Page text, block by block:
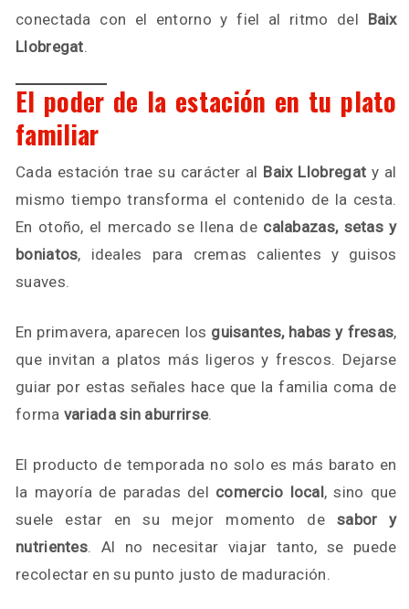
conectada con el entorno y fiel al ritmo del Baix
Llobregat.
El poder de la estación en tu plato
familiar
Cada estación trae su carácter al Baix Llobregat y al
mismo tiempo transforma el contenido de la cesta.
En otoño, el mercado se llena de calabazas, setas y
boniatos, ideales para cremas calientes y guisos
suaves.
En primavera, aparecen los guisantes, habas y fresas,
que invitan a platos más ligeros y frescos. Dejarse
guiar por estas señales hace que la familia coma de
forma variada sin aburrirse.
El producto de temporada no solo es más barato en
la mayoría de paradas del comercio local, sino que
suele estar en su mejor momento de sabor y
nutrientes. Al no necesitar viajar tanto, se puede
recolectar en su punto justo de maduración.